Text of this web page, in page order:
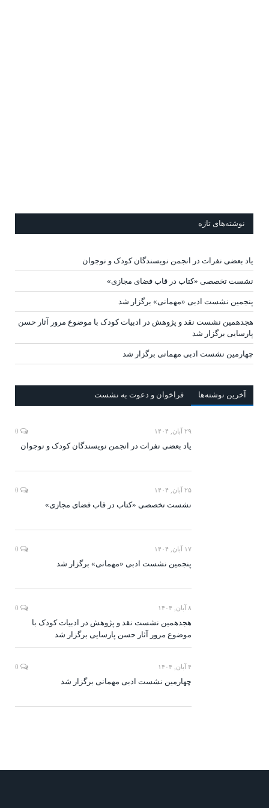
نوشته‌های تازه
یاد بعضی نفرات در انجمن نویسندگان کودک و نوجوان
نشست تخصصی «کتاب در قاب فضای مجازی»
پنجمین نشست ادبی «مهمانی» برگزار شد
هجدهمین نشست نقد و پژوهش در ادبیات کودک با موضوع مرور آثار حسن
پارسایی برگزار شد
چهارمین نشست ادبی مهمانی برگزار شد
آخرين‌ نوشته‌ها فراخوان و دعوت به نشست
۲۹ آبان, ۱۴۰۴
یاد بعضی نفرات در انجمن نویسندگان کودک و نوجوان
۲۵ آبان, ۱۴۰۴
نشست تخصصی «کتاب در قاب فضای مجازی»
۱۷ آبان, ۱۴۰۴
پنجمین نشست ادبی «مهمانی» برگزار شد
۸ آبان, ۱۴۰۴
هجدهمین نشست نقد و پژوهش در ادبیات کودک با
موضوع مرور آثار حسن پارسایی برگزار شد
۴ آبان, ۱۴۰۴
چهارمین نشست ادبی مهمانی برگزار شد